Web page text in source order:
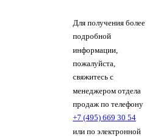
Для получения более
подробной
информации,
пожалуйста,
свяжитесь с
менеджером отдела
продаж по телефону
+7 (495) 669 30 54
или по электронной